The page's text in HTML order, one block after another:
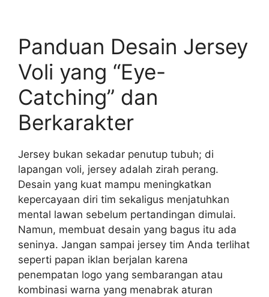
Panduan Desain Jersey
Voli yang “Eye-
Catching” dan
Berkarakter
Jersey bukan sekadar penutup tubuh; di
lapangan voli, jersey adalah zirah perang.
Desain yang kuat mampu meningkatkan
kepercayaan diri tim sekaligus menjatuhkan
mental lawan sebelum pertandingan dimulai.
Namun, membuat desain yang bagus itu ada
seninya. Jangan sampai jersey tim Anda terlihat
seperti papan iklan berjalan karena
penempatan logo yang sembarangan atau
kombinasi warna yang menabrak aturan